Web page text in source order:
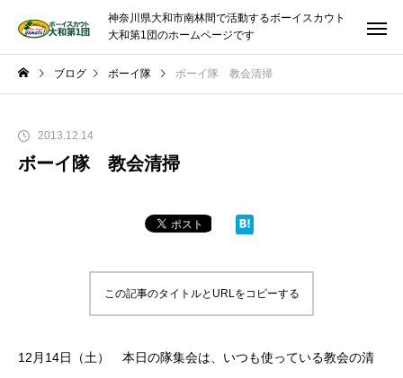
神奈川県大和市南林間で活動するボーイスカウト
大和第1団のホームページです
ブログ ボーイ隊 ボーイ隊 教会清掃
2013.12.14
ボーイ隊 教会清掃
この記事のタイトルとURLをコピーする
12月14日（土） 本日の隊集会は、いつも使っている教会の清